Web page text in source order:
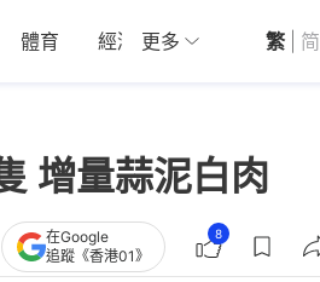
體育 經濟 01深圳 觀點
更多 繁 简
增量蒜泥白肉
在Google
追蹤《香港01》
8